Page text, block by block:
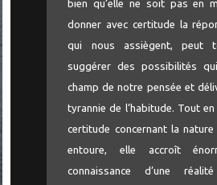
bien qu’elle ne soit pas en
donner avec certitude la
qui nous assiègent, peut
suggérer des possibilités
champ de notre pensée et
tyrannie de l’habitude. Tout
certitude concernant la
entoure, elle accroît
connaissance d’une